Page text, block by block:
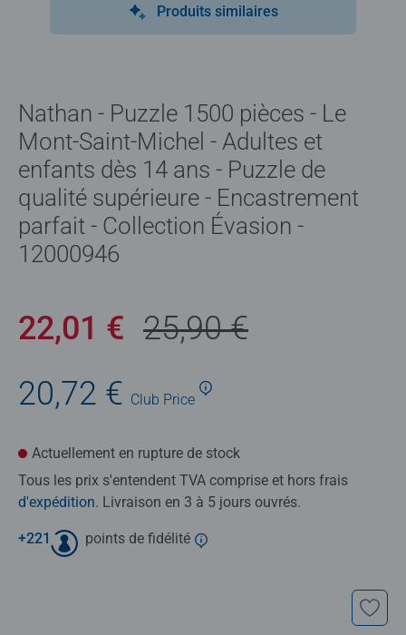
Produits similaires
Nathan - Puzzle 1500 pièces - Le
Mont-Saint-Michel - Adultes et
enfants dès 14 ans - Puzzle de
qualité supérieure - Encastrement
parfait - Collection Évasion -
12000946
22,01 € 25,90 €
20,72 € Club Price
Actuellement en rupture de stock
Tous les prix s'entendent TVA comprise et hors frais
d'expédition. Livraison en 3 à 5 jours ouvrés.
+221 points de fidélité